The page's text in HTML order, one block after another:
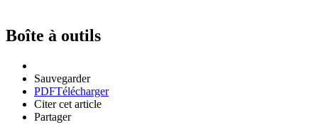
Boîte à outils
Sauvegarder
PDFTélécharger
Citer cet article
Partager